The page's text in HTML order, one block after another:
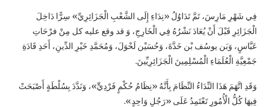
فِي شَهْرِ مَارِسَ، تَمَّ تَدَاوُلُ «نِدَاءِ إِلَى الشَّعْبِ الْجَزَائِرِيِّ» سِرًّا دَاخِلَ
الْجَزَائِرِ قَبْلَ أَنْ يُعَادَ نَشْرُهُ فِي الْخَارِجِ، وَ قد وقع عليه كل مِنْ فرْحَاتِ
عَبَّاسٍ، وَبَن يوسُف بْن خَدَّةَ، وَحُسَيْن لَحْوَلَ، وَمُحَمَّدِ خَيْرِ الدِّينِ، أَحَدِ قَادَةِ
جَمْعِيَّةِ الْعُلَمَاءِ الْمُسْلِمِينَ الْجَزَائِرِيِّينَ.
وَقَدِ اتَّهَمَ هَذَا النِّدَاءُ النِّظَامَ بِأَنَّهُ «نِظَامُ حُكْمٍ فَرْدِيٍّ»، وَنَدَّدَ بِسُلْطَةٍ أَصْبَحَتْ
فِيهَا كُلُّ الْأُمُورِ تَعْتَمِدُ عَلَى «رَجُلٍ وَاحِدٍ».